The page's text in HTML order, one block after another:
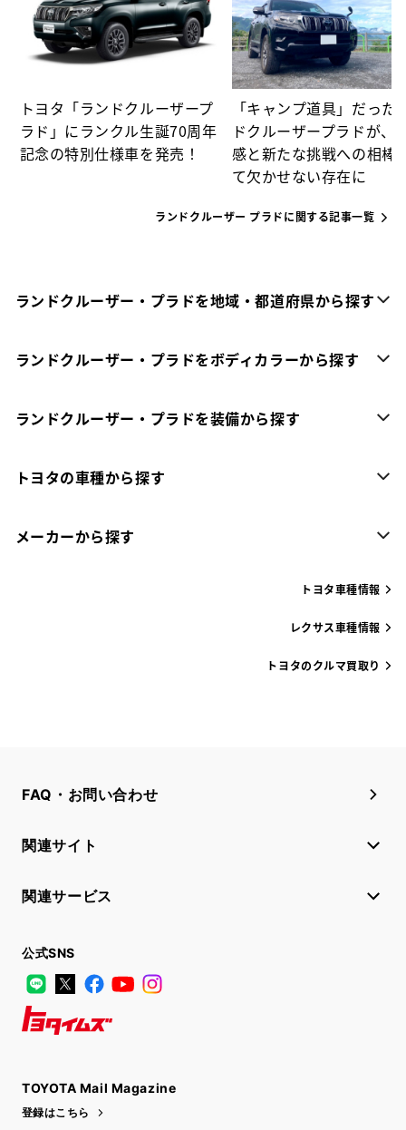
トヨタ「ランドクルーザープ
ラド」にランクル生誕70周年
記念の特別仕様車を発売！
「キャンプ道具」だった
ドクルーザープラドが、
感と新たな挑戦への相棒
て欠かせない存在に
ランドクルーザー プラドに関する記事一覧
ランドクルーザー・プラドを地域・都道府県から探す
ランドクルーザー・プラドをボディカラーから探す
ランドクルーザー・プラドを装備から探す
トヨタの車種から探す
メーカーから探す
トヨタ車種情報
レクサス車種情報
トヨタのクルマ買取り
FAQ・お問い合わせ
関連サイト
関連サービス
公式SNS
LINE
X FacebookYouTube
TOYOTA Mail Magazine
登録はこちら